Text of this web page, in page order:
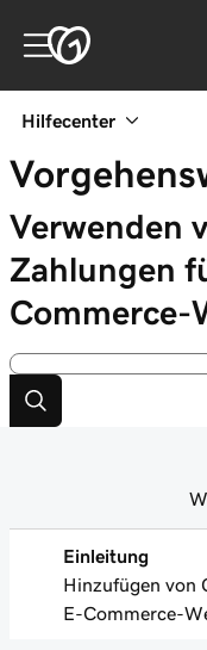
Hilfecenter
Verwenden
Zahlungen
Commerce-
Einleitung
Hinzufügen von
E-Commerce-